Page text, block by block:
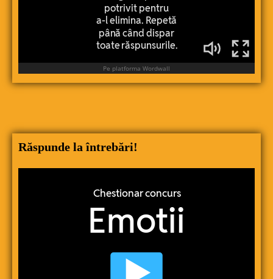
Răspunde la întrebări!